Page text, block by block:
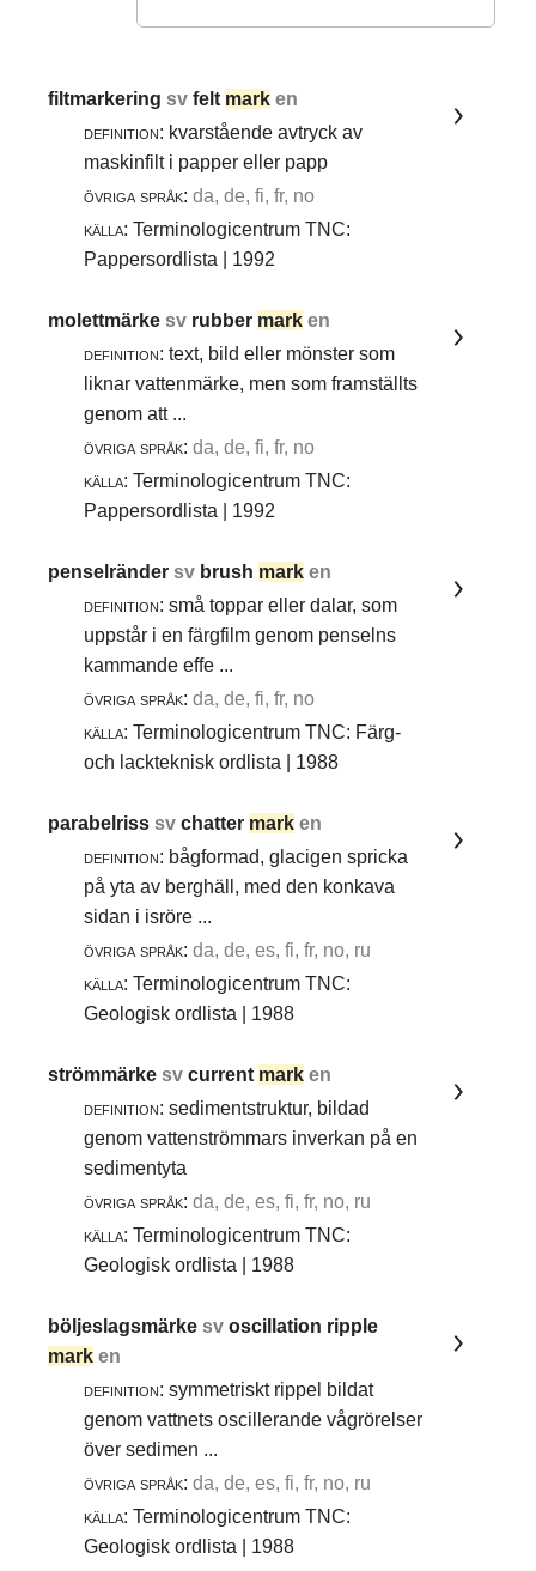
filtmarkeringsvfelt mark en
definition: kvarstående avtryck av
maskinfilt i papper eller papp
övriga språk: da, de, fi, fr, no
källa: Terminologicentrum TNC:
Pappersordlista | 1992
molettmärkesv rubber mark en
definition: text, bild eller mönster som
liknar vattenmärke, men som framställts
genom att ...
övriga språk: da, de, fi, fr, no
källa: Terminologicentrum TNC:
Pappersordlista | 1992
penselrändersv brush mark en
definition: små toppar eller dalar, som
uppstår i en färgfilm genom penselns
kammande effe ...
övriga språk: da, de, fi, fr, no
källa: Terminologicentrum TNC: Färg-
och lackteknisk ordlista | 1988
parabelrisssvchatter mark en
definition: bågformad, glacigen spricka
på yta av berghäll, med den konkava
sidan i isröre ...
övriga språk: da, de, es, fi, fr, no, ru
källa: Terminologicentrum TNC:
Geologisk ordlista | 1988
strömmärkesvcurrent mark en
definition: sedimentstruktur, bildad
genom vattenströmmars inverkan på en
sedimentyta
övriga språk: da, de, es, fi, fr, no, ru
källa: Terminologicentrum TNC:
Geologisk ordlista | 1988
böljeslagsmärkesvoscillation ripple
mark en
definition: symmetriskt rippel bildat
genom vattnets oscillerande vågrörelser
över sedimen ...
övriga språk: da, de, es, fi, fr, no, ru
källa: Terminologicentrum TNC:
Geologisk ordlista | 1988